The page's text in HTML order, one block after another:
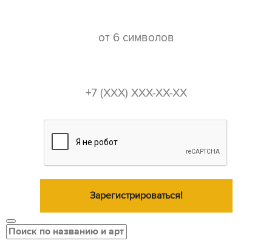
Зарегистрироваться!